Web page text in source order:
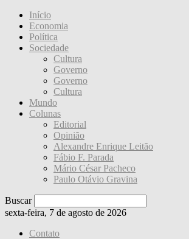
Início
Economia
Política
Sociedade
Cultura
Governo
Governo
Cultura
Mundo
Colunas
Editorial
Opinião
Alexandre Enrique Leitão
Fábio F. Parada
Mário César Pacheco
Paulo Otávio Gravina
Buscar
sexta-feira, 7 de agosto de 2026
Contato